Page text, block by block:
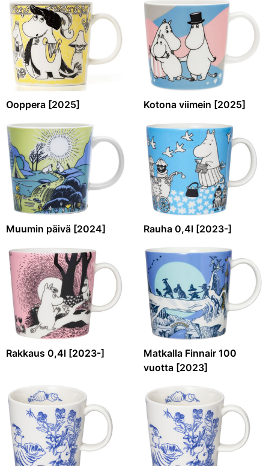
Ooppera [2025] Kotona viimein [2025]
Muumin päivä [2024] Rauha 0,4l [2023-]
Rakkaus 0,4l [2023-]
Matkalla Finnair 100
vuotta [2023]